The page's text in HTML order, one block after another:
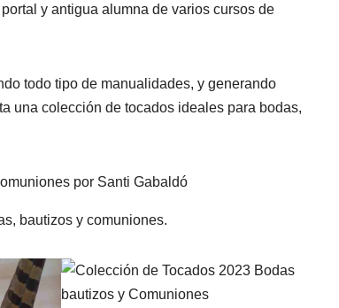
y antigua alumna de varios cursos de
todo tipo de manualidades, y generando
una colección de tocados ideales para bodas,
bautizos y comuniones.